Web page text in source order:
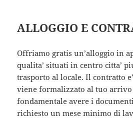
ALLOGGIO E
Offriamo gratis un’alloggio in
qualita’ situati in centro citta’
trasporto al locale. Il contratto
viene formalizzato al tuo arrivo
fondamentale avere i
richiesto un mese minimo di